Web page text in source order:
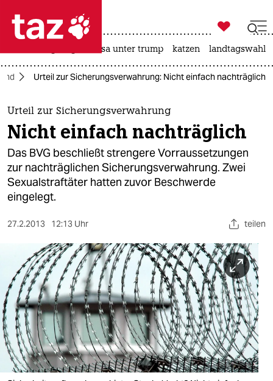
 taz zahl ich
taz zahl ich
themen
politik
öko
gesellschaft
kultur
sport
berlin
nord
wahrheit
verlag

taz zahl ich
usa unter trump katzen landtagswahl
Urteil zur Sicherungsverwahrung: Nicht einfach nachträglich
Urteil zur Sicherungsverwahrung
Nicht einfach nachträglich
Das BVG beschließt strengere Vorraussetzungen
zur nachträglichen Sicherungsverwahrung. Zwei
Sexualstraftäter hatten zuvor Beschwerde
eingelegt.
27.2.2013 12:13 Uhr teilen